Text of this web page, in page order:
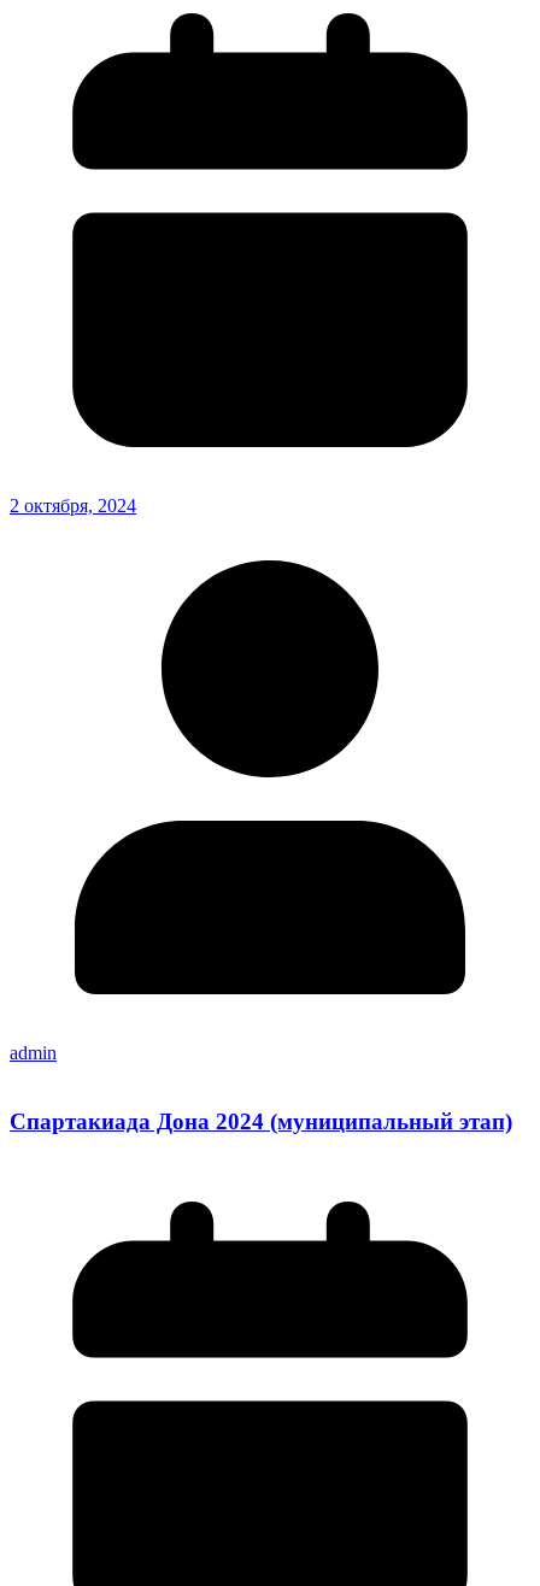
2 октября, 2024
admin
Спартакиада Дона 2024 (муниципальный этап)